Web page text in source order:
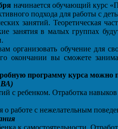
начинается обучающий курс
подхода для работы с
занятий. Теоретическая
занятия в малых группах
организовать обучение для
окончании вы сможете
программу курса можно
с ребенком. Отработка
о работе с нежелательным
к самостоятельности.